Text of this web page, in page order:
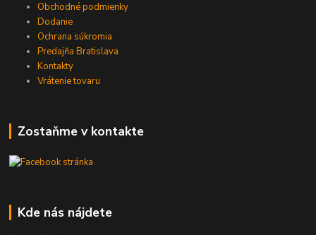
Obchodné podmienky
Dodanie
Ochrana súkromia
Predajňa Bratislava
Kontakty
Vrátenie tovaru
Zostaňme v kontakte
Kde nás nájdete